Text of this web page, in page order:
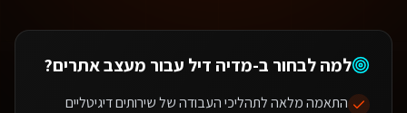
למה לבחור ב-מדיה דיל עבור מעצב אתרים?
התאמה מלאה לתהליכי העבודה של שירותים דיגיטליים